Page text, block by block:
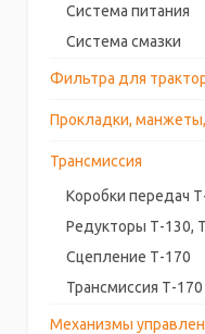
Система питания
Система смазки
Фильтра для
Прокладки,
Трансмиссия
Коробки передач
Редукторы Т-130,
Сцепление Т-170
Трансмиссия Т-170
Механизмы